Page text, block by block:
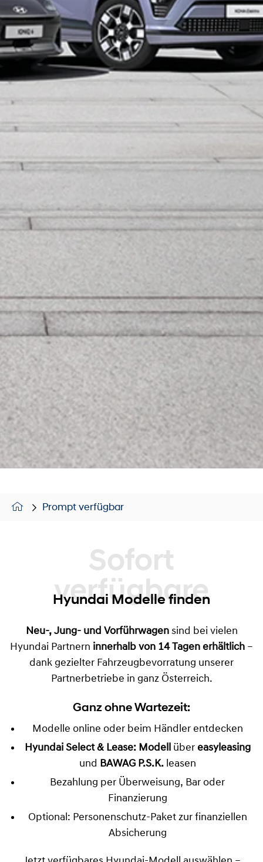
Prompt verfügbar
Sofort verfügbare
Hyundai Modelle finden
Neu-, Jung- und Vorführwagensind bei vielen
Hyundai Partnern innerhalb von 14 Tagen erhältlich –
dank gezielter Fahrzeugbevorratung unserer
Partnerbetriebe in ganz Österreich.
Ganz ohne Wartezeit:
Modelle online oder beim Händler entdecken
Hyundai Select & Lease: Modell über easyleasing
und BAWAG P.S.K.leasen
Bezahlung per Überweisung, Bar oder
Finanzierung
Optional: Personenschutz-Paket zur finanziellen
Absicherung